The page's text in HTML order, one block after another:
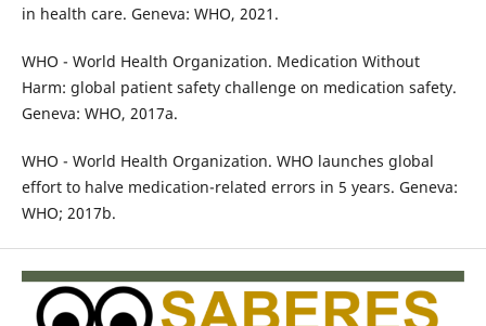
in health care. Geneva: WHO, 2021.
WHO - World Health Organization. Medication Without
Harm: global patient safety challenge on medication safety.
Geneva: WHO, 2017a.
WHO - World Health Organization. WHO launches global
effort to halve medication-related errors in 5 years. Geneva:
WHO; 2017b.